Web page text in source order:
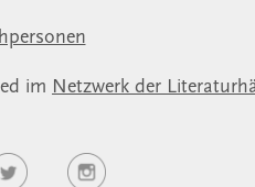
im Netzwerk der